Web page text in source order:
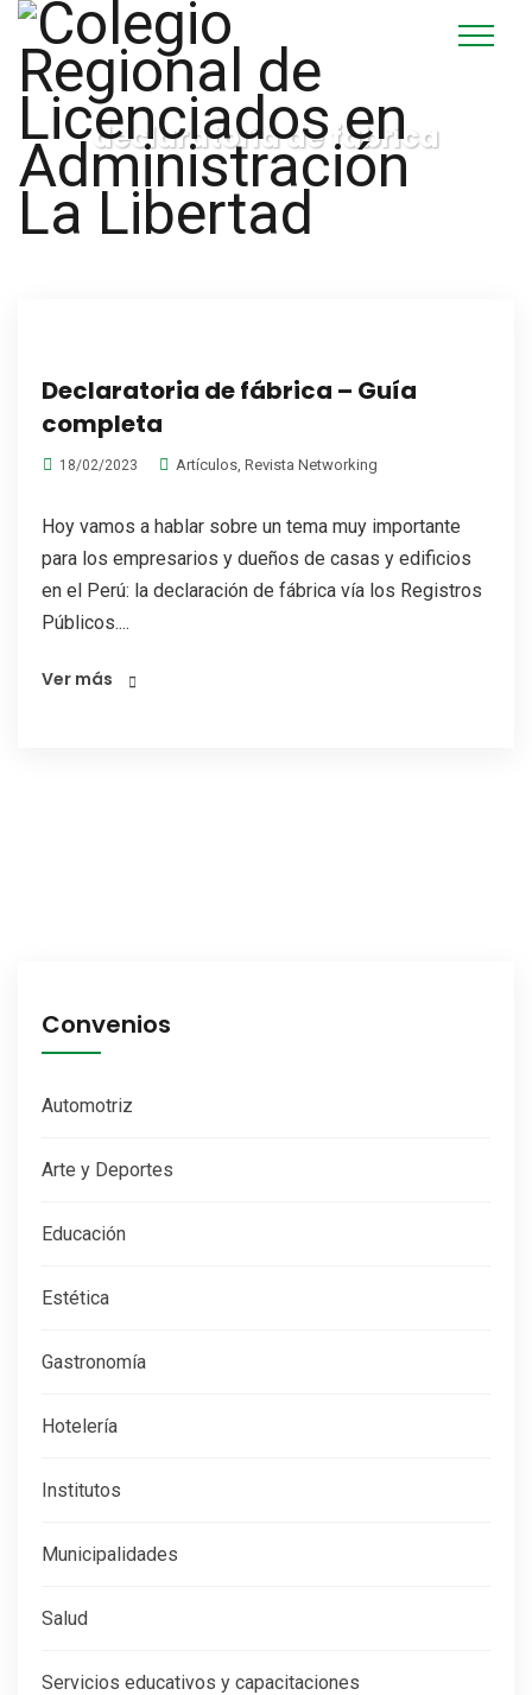
declaratoria de fabrica
Declaratoria de fábrica – Guía
completa
18/02/2023 Artículos, Revista Networking
Hoy vamos a hablar sobre un tema muy importante
para los empresarios y dueños de casas y edificios
en el Perú: la declaración de fábrica vía los Registros
Públicos....
Ver más
Convenios
Automotriz
Arte y Deportes
Educación
Estética
Gastronomía
Hotelería
Institutos
Municipalidades
Salud
Servicios educativos y capacitaciones